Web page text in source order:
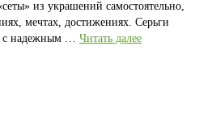
из украшений самостоятельно,
мечтах, достижениях. Серьги
с надежным … Читать далее